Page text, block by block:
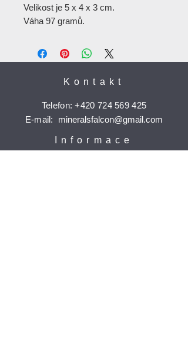
Velikost je 5 x 4 x 3 cm.
Váha 97 gramů.
Kontakt
Telefon:+420 724 569 425
E-mail: mineralsfalcon@gmail.com
Informace